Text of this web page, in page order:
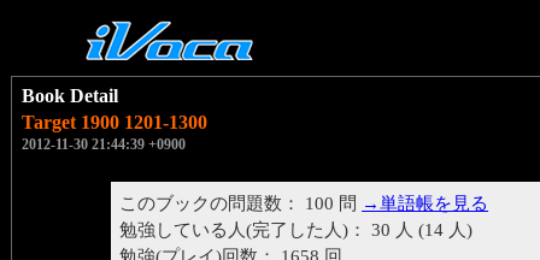
Book Detail
Target 1900 1201-1300
2012-11-30 21:44:39 +0900
このブックの問題数： 100 問 →単語帳を見る
勉強している人(完了した人)： 30 人 (14 人)
勉強(プレイ)回数： 1658 回